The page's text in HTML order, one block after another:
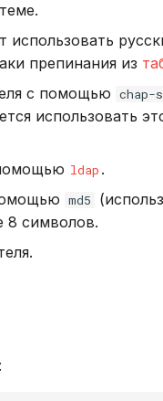
препинания из
с помощью chap-
использовать
ldap .
md5
8 символов.